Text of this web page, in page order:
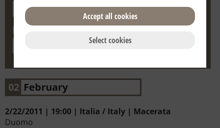
Date
02 February
2/22/2011 | 19:00 | Italia / Italy | Macerata
Duomo
Select cookies
Accept all cookies